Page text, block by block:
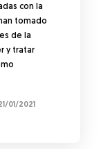
con la
tomado
de la
y tratar
01/2021